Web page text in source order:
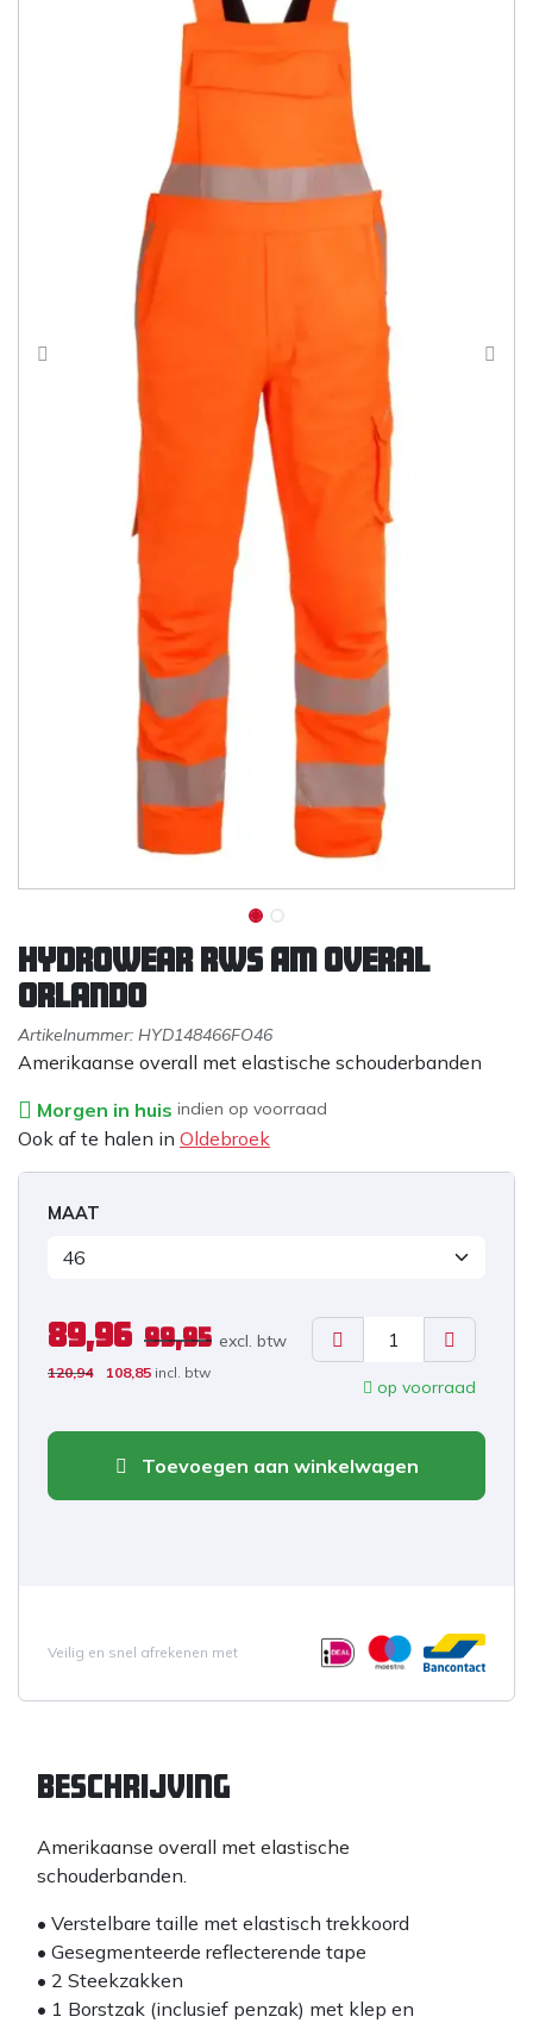
Hydrowear RWS Am overal
Orlando
Artikelnummer: HYD148466FO46
Amerikaanse overall met elastische schouderbanden
Morgen in huis indien op voorraad
Ook af te halen in Oldebroek
MAAT
89,96 99,95 excl. btw
120,94 108,85 incl. btw
op voorraad
Toevoegen aan winkelwagen
Veilig en snel afrekenen met
Beschrijving
Amerikaanse overall met elastische
schouderbanden.
• Verstelbare taille met elastisch trekkoord
• Gesegmenteerde reflecterende tape
• 2 Steekzakken
• 1 Borstzak (inclusief penzak) met klep en